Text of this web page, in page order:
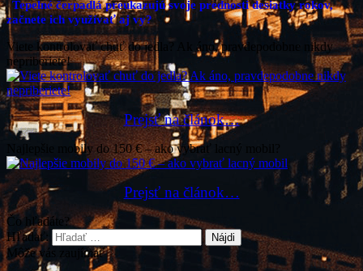
Tepelné čerpadlá preukazujú svoje prednosti desiatky rokov,
začnete ich využívať aj vy?
Viete kontrolovať chuť do jedla? Ak áno, pravdepodobne nikdy
nepriberiete!
Prejsť na článok…
Najlepšie mobily do 150 € – ako vybrať lacný mobil?
Prejsť na článok…
Čo hľadáte?
Hľadať:
Môže vás zaujímať